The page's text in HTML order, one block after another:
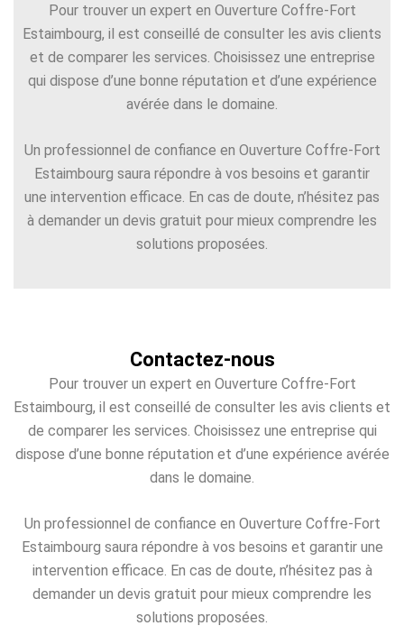
Pour trouver un expert en Ouverture Coffre-Fort
Estaimbourg, il est conseillé de consulter les avis clients
et de comparer les services. Choisissez une entreprise
qui dispose d’une bonne réputation et d’une expérience
avérée dans le domaine.
Un professionnel de confiance en Ouverture Coffre-Fort
Estaimbourg saura répondre à vos besoins et garantir
une intervention efficace. En cas de doute, n’hésitez pas
à demander un devis gratuit pour mieux comprendre les
solutions proposées.
Contactez-nous
Pour trouver un expert en Ouverture Coffre-Fort
Estaimbourg, il est conseillé de consulter les avis clients et
de comparer les services. Choisissez une entreprise qui
dispose d’une bonne réputation et d’une expérience avérée
dans le domaine.
Un professionnel de confiance en Ouverture Coffre-Fort
Estaimbourg saura répondre à vos besoins et garantir une
intervention efficace. En cas de doute, n’hésitez pas à
demander un devis gratuit pour mieux comprendre les
solutions proposées.